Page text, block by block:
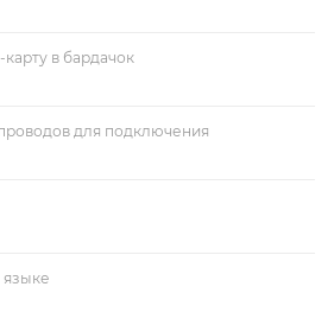
в бардачок
для подключения
языке